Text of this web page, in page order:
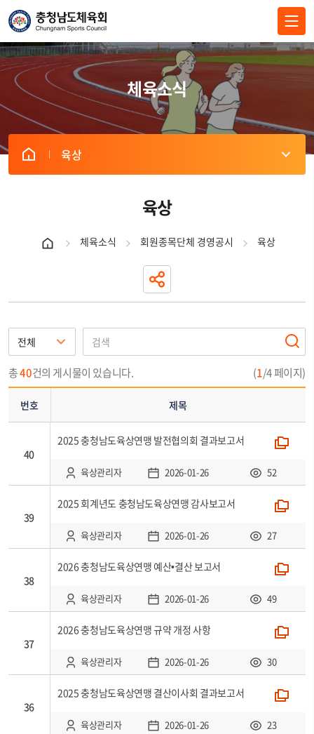
전체메뉴 닫기
체육소식
육상
육상
체육소식 회원종목단체 경영공시 육상
총40건의 게시물이 있습니다. (1/4 페이지)
시
번
목,
등
회
번호 제목
40
2025 충청남도육상연맹 발전협의회 결과보고서
육상관리자 2026-01-26 52
39
2025 회계년도 충청남도육상연맹 감사보고서
육상관리자 2026-01-26 27
38
2026 충청남도육상연맹 예산•결산 보고서
육상관리자 2026-01-26 49
37
2026 충청남도육상연맹 규약 개정 사항
육상관리자 2026-01-26 30
36
2025 충청남도육상연맹 결산이사회 결과보고서
육상관리자 2026-01-26 23